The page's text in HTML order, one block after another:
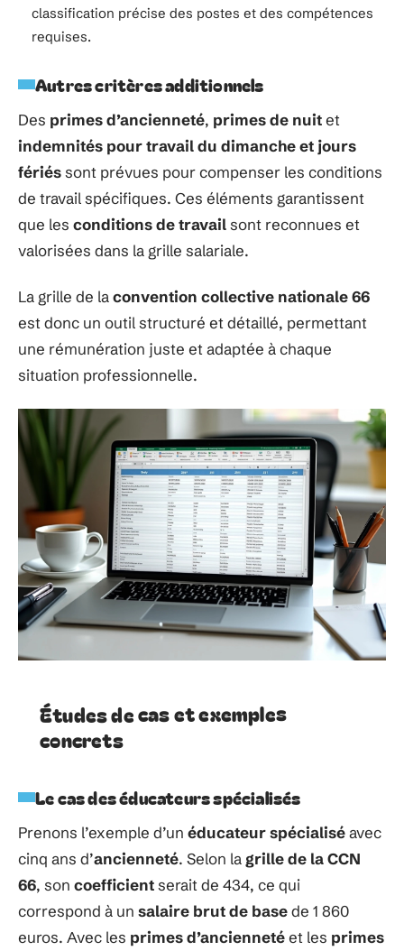
classification précise des postes et des compétences
requises.
Autres critères additionnels
Des primes d’ancienneté, primes de nuitet
indemnités pour travail du dimanche et jours
fériéssont prévues pour compenser les conditions
de travail spécifiques. Ces éléments garantissent
que les conditions de travailsont reconnues et
valorisées dans la grille salariale.
La grille de laconvention collective nationale 66
est donc un outil structuré et détaillé, permettant
une rémunération juste et adaptée à chaque
situation professionnelle.
Études de cas et exemples
concrets
Le cas des éducateurs spécialisés
Prenons l’exemple d’un éducateur spécialiséavec
cinq ans d’ancienneté. Selon la grille de la CCN
66, son coefficientserait de 434, ce qui
correspond à un salaire brut de basede 1 860
euros. Avec les primes d’anciennetéet les primes